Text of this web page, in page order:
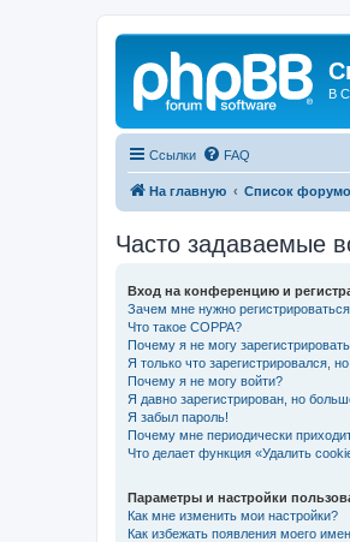
В
Ссылки FAQ
На главную Список
Часто задаваемые
Вход на конференцию и
Зачем мне нужно
Что такое COPPA?
Почему я не могу
Я только что зарегистрировался,
Почему я не могу войти?
Я давно зарегистрирован, но
Я забыл пароль!
Почему мне периодически
Что делает функция «Удалить
Параметры и настройки
Как мне изменить мои настройки?
Как избежать появления моего